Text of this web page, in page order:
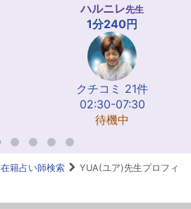
ハルニレ先生
1分240円
クチコミ 21件
02:30-07:30
待機中
在籍占い師検索
YUA(ユア)先生プロフィ